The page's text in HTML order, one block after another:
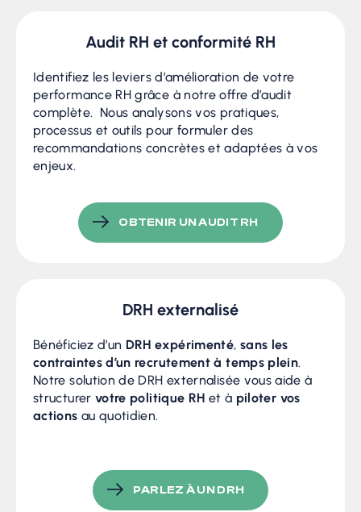
Audit RH et conformité RH
Identifiez les leviers d’amélioration de votre
performance RH grâce à notre offre d’audit
complète. Nous analysons vos pratiques,
processus et outils pour formuler des
recommandations concrètes et adaptées à vos
enjeux.
OBTENIR UN AUDIT RH
DRH externalisé
Bénéficiez d’un DRH expérimenté, sans les
contraintes d’un recrutement à temps plein.
Notre solution de DRH externalisée vous aide à
structurer votre politique RH et à piloter vos
actions au quotidien.
PARLEZ À UN DRH